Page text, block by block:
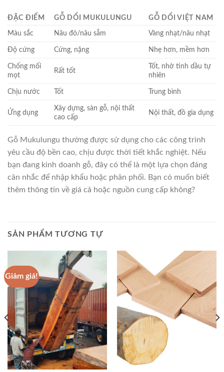
ĐẶC ĐIỂM GỖ DỔI MUKULUNGU GỖ DỔI VIỆT NAM
Màu sắc Nâu đỏ/nâu sẫm Vàng nhạt/nâu nhạt
Độ cứng Cứng, nặng Nhẹ hơn, mềm hơn
Chống mối
mọt
Rất tốt
Tốt, nhờ tinh dầu tự
nhiên
Chịu nước Tốt Trung bình
Ứng dụng
Xây dựng, sàn gỗ, nội thất
cao cấp
Nội thất, đồ gia dụng
Gỗ Mukulungu thường được sử dụng cho các công trình
yêu cầu độ bền cao, chịu được thời tiết khắc nghiệt. Nếu
bạn đang kinh doanh gỗ, đây có thể là một lựa chọn đáng
cân nhắc để nhập khẩu hoặc phân phối. Bạn có muốn biết
thêm thông tin về giá cả hoặc nguồn cung cấp không?
SẢN PHẨM TƯƠNG TỰ
Giảm giá!